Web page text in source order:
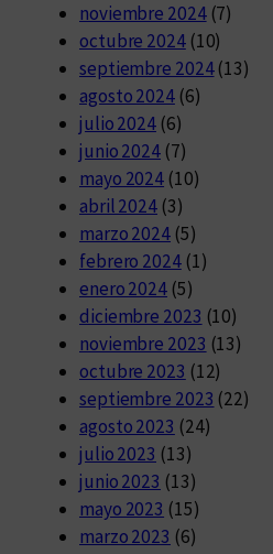
noviembre 2024(7)
octubre 2024(10)
septiembre 2024(13)
agosto 2024(6)
julio 2024 (6)
junio 2024 (7)
mayo 2024 (10)
abril 2024 (3)
marzo 2024 (5)
febrero 2024(1)
enero 2024 (5)
diciembre 2023 (10)
noviembre 2023 (13)
octubre 2023 (12)
septiembre 2023 (22)
agosto 2023 (24)
julio 2023 (13)
junio 2023 (13)
mayo 2023 (15)
marzo 2023 (6)